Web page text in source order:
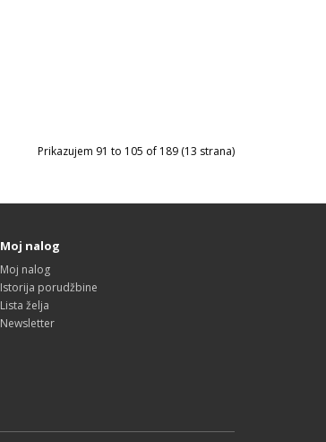
Prikazujem 91 to 105 of 189 (13 strana)
Moj nalog
Moj nalog
Istorija porudžbine
Lista želja
Newsletter